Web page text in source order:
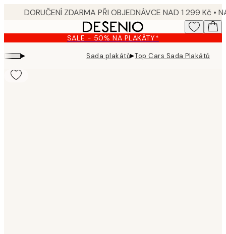
content.
SALE - 50% NA PLAKÁTY*
▸ Sada plakátů▸Top Cars Sada Plakátů